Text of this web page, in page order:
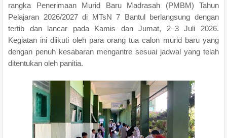
rangka Penerimaan Murid Baru Madrasah (PMBM) Tahun
Pelajaran 2026/2027 di MTsN 7 Bantul berlangsung dengan
tertib dan lancar pada Kamis dan Jumat, 2–3 Juli 2026.
Kegiatan ini diikuti oleh para orang tua calon murid baru yang
dengan penuh kesabaran mengantre sesuai jadwal yang telah
ditentukan oleh panitia.